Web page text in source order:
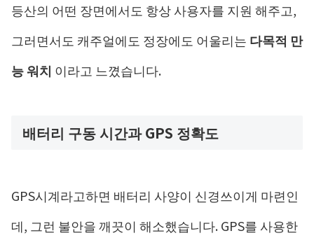
등산의 어떤 장면에서도 항상 사용자를 지원 해주고,
그러면서도 캐주얼에도 정장에도 어울리는 다목적 만
능 워치 이라고 느꼈습니다.
배터리 구동 시간과 GPS 정확도
GPS시계라고하면 배터리 사양이 신경쓰이게 마련인
데, 그런 불안을 깨끗이 해소했습니다. GPS를 사용한